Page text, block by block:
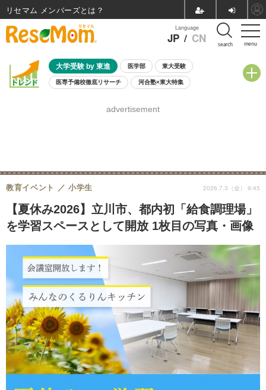
menu
Language
JP / CN search
大学受験 by 東進 医学部 東大受験
医専予備校徹底リサーチ 河合塾×東大特集
8月開催学校説明会・相談会
advertisement
【夏休み2026】立川市、都内初「給食調理場」
を学習スペースとして開放 1枚目の写真・画像
教育イベント 小学生 2026.7.3（金） 9:45
リセマム メンバーズ